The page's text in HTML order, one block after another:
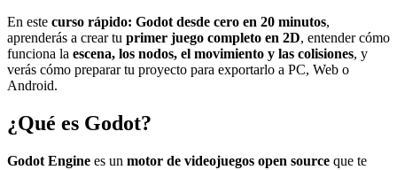
En este curso rápido: Godot desde cero en 20 minutos,
aprenderás a crear tu primer juego completo en 2D, entender cómo
funciona la escena, los nodos, el movimiento y las colisiones, y
verás cómo preparar tu proyecto para exportarlo a PC, Web o
Android.
¿Qué es Godot?
Godot Engine es un motor de videojuegos open source que te